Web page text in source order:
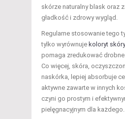
skórze naturalny blask oraz
gładkość i zdrowy wygląd.
Regularne stosowanie tego
tylko wyrównuje koloryt skóry
pomaga zredukować drobne
Co więcej, skóra,
naskórka, lepiej absorbuje
aktywne zawarte w innych
czyni go prostym i
pielęgnacyjnym dla każdego.